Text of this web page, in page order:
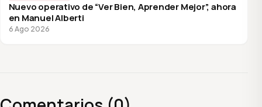
Nuevo operativo de “Ver Bien, Aprender Mejor”, ahora
en Manuel Alberti
6 Ago 2026